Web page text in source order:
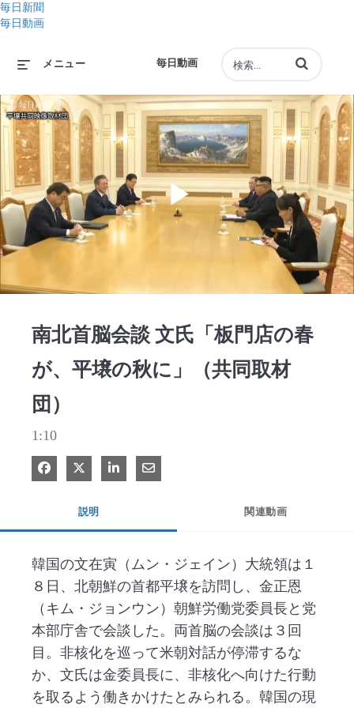
毎日新聞
毎日動画
毎日動画
メニュー 動画の検索語句
Play
南北首脳会談 文氏「板門店の春
が、平壌の秋に」（共同取材
団）
1:10
Facebook で共有
Xで共有する
LinkedIn で共有
電子メールで共有
説明 関連動画
韓国の文在寅（ムン・ジェイン）大統領は１
８日、北朝鮮の首都平壌を訪問し、金正恩
（キム・ジョンウン）朝鮮労働党委員長と党
本部庁舎で会談した。両首脳の会談は３回
目。非核化を巡って米朝対話が停滞するな
か、文氏は金委員長に、非核化へ向けた行動
を取るよう働きかけたとみられる。韓国の現